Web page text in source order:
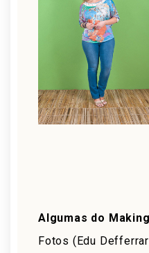
Algumas do
Fotos (Edu